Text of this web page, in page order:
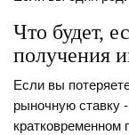
Что будет,
получения
Если вы
рыночную ставку
кратковременном